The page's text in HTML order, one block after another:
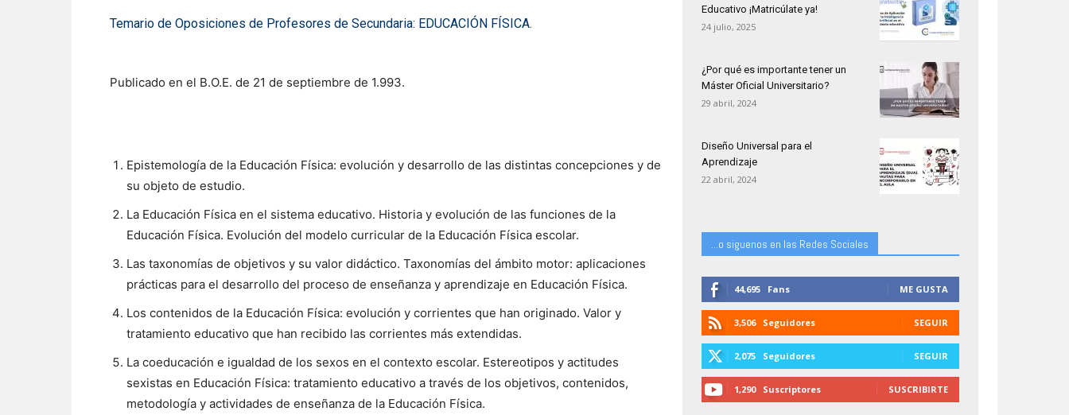
Temario de Oposiciones de Profesores de Secundaria: EDUCACIÓN FÍSICA.
Publicado en el B.O.E. de 21 de septiembre de 1.993.
Epistemología de la Educación Física: evolución y desarrollo de las distintas concepciones y de
su objeto de estudio.
La Educación Física en el sistema educativo. Historia y evolución de las funciones de la
Educación Física. Evolución del modelo curricular de la Educación Física escolar.
Las taxonomías de objetivos y su valor didáctico. Taxonomías del ámbito motor: aplicaciones
prácticas para el desarrollo del proceso de enseñanza y aprendizaje en Educación Física.
Los contenidos de la Educación Física: evolución y corrientes que han originado. Valor y
tratamiento educativo que han recibido las corrientes más extendidas.
La coeducación e igualdad de los sexos en el contexto escolar. Estereotipos y actitudes
sexistas en Educación Física: tratamiento educativo a través de los objetivos, contenidos,
metodología y actividades de enseñanza de la Educación Física.
Educativo ¡Matricúlate ya!
24 julio, 2025
¿Por qué es importante tener un
Máster Oficial Universitario?
29 abril, 2024
Diseño Universal para el
Aprendizaje
22 abril, 2024
...o siguenos en las Redes Sociales
44,695 Fans ME GUSTA
3,506 Seguidores SEGUIR
2,075 Seguidores SEGUIR
1,290 Suscriptores SUSCRIBIRTE